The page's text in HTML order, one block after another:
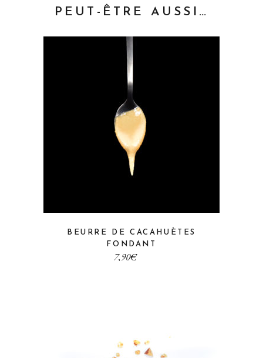
PEUT-ÊTRE AUSSI…
BEURRE DE CACAHUÈTES
FONDANT
€